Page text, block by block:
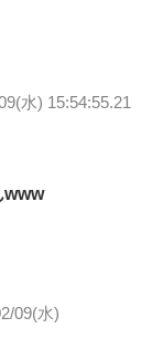
水) 15:54:55.21
www
09(水)